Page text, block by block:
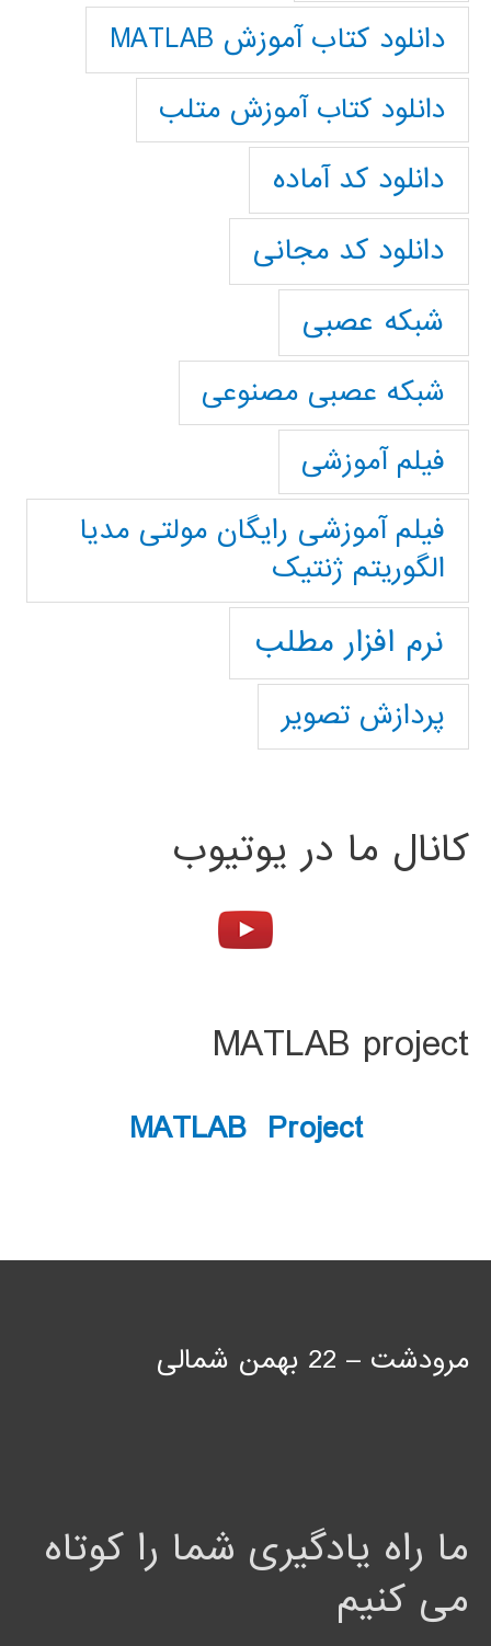
دانلود کتاب آموزش MATLAB
دانلود کتاب آموزش متلب
دانلود کد آماده
دانلود کد مجانی
شبکه عصبی
شبکه عصبی مصنوعی
فیلم آموزشی
فیلم آموزشی رایگان مولتی مدیا
الگوریتم ژنتیک
نرم افزار مطلب
پردازش تصویر
کانال ما در یوتیوب
MATLAB project
MATLAB Project
مرودشت – 22 بهمن شمالی
ما راه یادگیری شما را کوتاه
می کنیم